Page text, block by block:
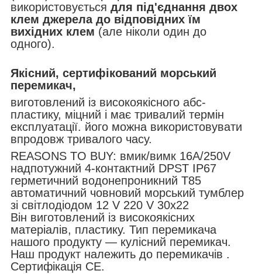
використовується для під'єднання двох
клем джерела до відповідних їм
вихідних клем (але ніколи один до
одного).
Якісний, сертифікований морський
перемикач,
виготовлений із високоякісного абс-
пластику, міцний і має тривалий термін
експлуатації. його можна використовувати
впродовж тривалого часу.
REASONS TO BUY: вмик/вимк 16A/250V
надпотужний 4-контактний DPST IP67
герметичний водонепроникний T85
автоматичний човновий морський тумблер
зі світлодіодом 12 V 220 V 30x22
Він виготовлений із високоякісних
матеріалів, пластику. Тип перемикача
нашого продукту — кулісний перемикач.
Наш продукт належить до перемикачів .
Сертифікація CE.